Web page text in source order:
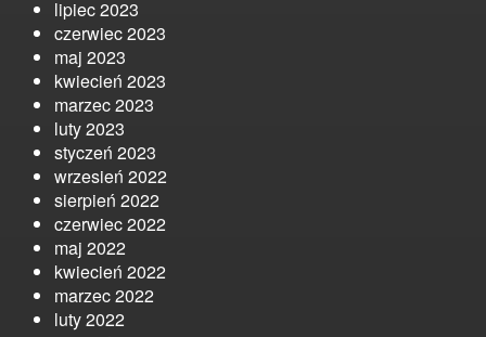
lipiec 2023
czerwiec 2023
maj 2023
kwiecień 2023
marzec 2023
luty 2023
styczeń 2023
wrzesień 2022
sierpień 2022
czerwiec 2022
maj 2022
kwiecień 2022
marzec 2022
luty 2022